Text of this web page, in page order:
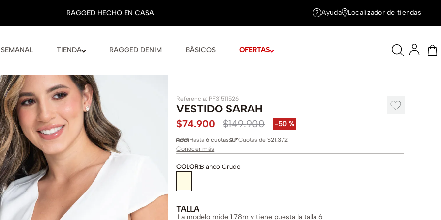
TIENDA RAGGED DENIM BÁSICOS OFERTAS
Ayuda Localizador de tiendas
Referencia: PF31511526
VESTIDO SARAH
$74.900 $149.900 -50 %
Hasta6 cuotas Cuotas de$21.372
Conocer más
COLOR:Blanco Crudo
TALLA
La modelo mide 1.78m y tiene puesta la talla 6